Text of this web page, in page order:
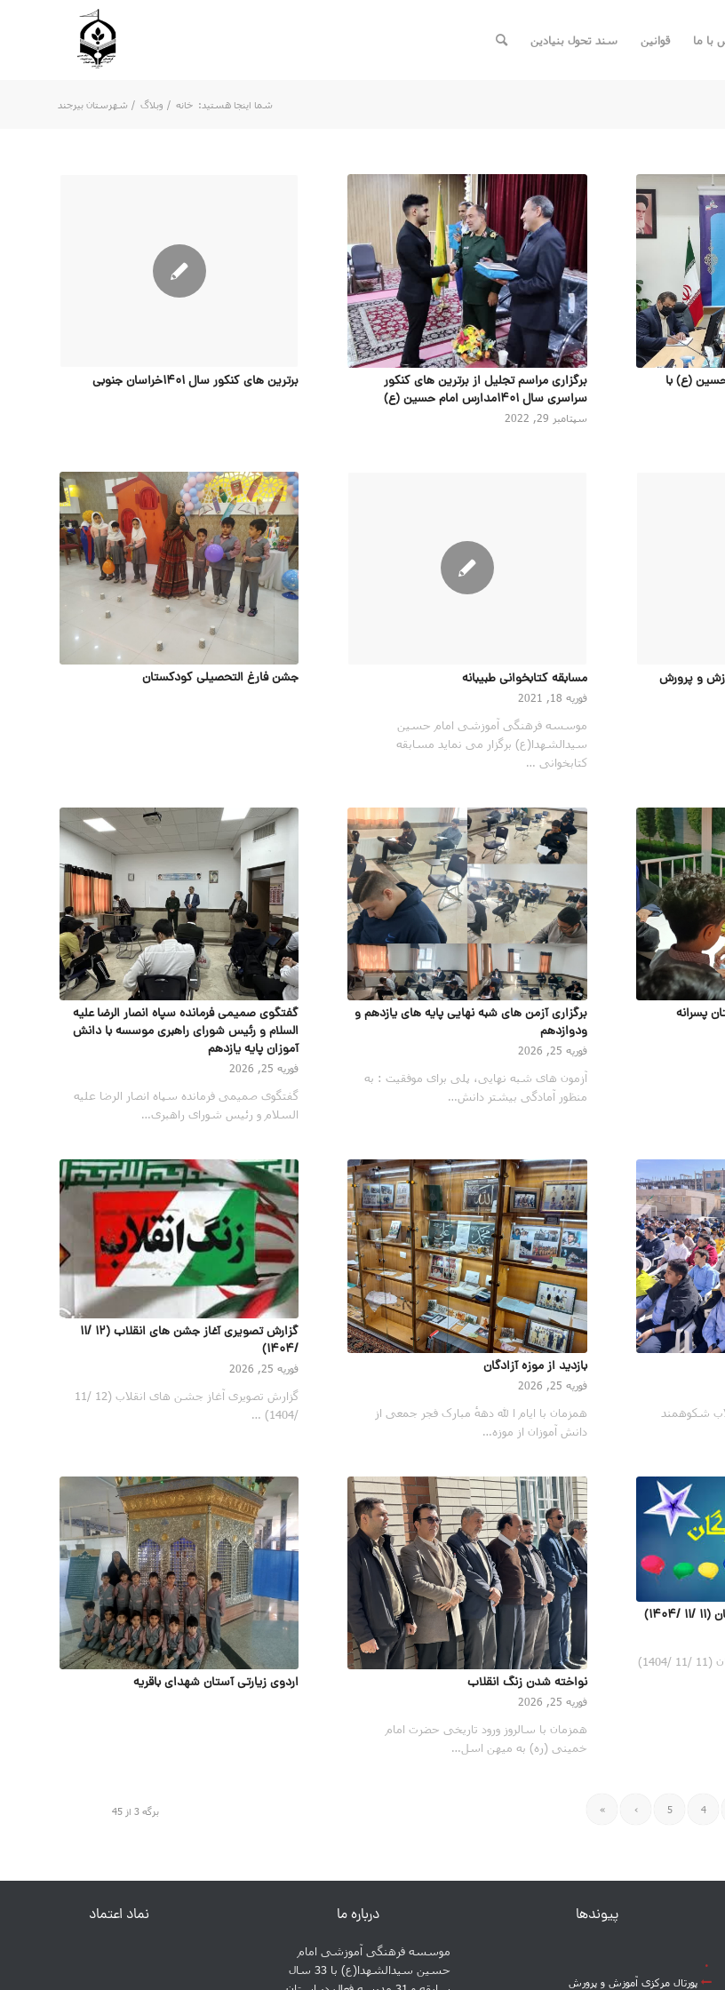
با ما قوانین سند تحول بنیادین
شما اینجا هستید: خانه / وبلاگ / شهرستان بیرجند
(ع) با
برگزاری مراسم تجلیل از برترین های کنکور
سراسری سال ۱۴۰۱مدارس امام حسین (ع)
سپتامبر 29, 2022
برترین های کنکور سال 1401خراسان جنوبی
و پرورش مسابقه کتابخوانی طبیبانه
فوریه 18, 2021
موسسه فرهنگی آموزشی امام حسین
سیدالشهدا(ع) برگزار می نماید مسابقه
کتابخوانی …
جشن فارغ التحصیلی کودکستان
پسرانه
برگزاری آزمن های شبه نهایی پایه های یازدهم و
ودوازدهم
فوریه 25, 2026
آزمون های شبه نهایی، پلی برای موفقیت : به
منظور آمادگی بیشتر دانش…
گفتگوی صمیمی فرمانده سپاه انصار الرضا علیه
السلام و رئیس شورای راهبری موسسه با دانش
آموزان پایه یازدهم
فوریه 25, 2026
گفتگوی صمیمی فرمانده سپاه انصار الرضا علیه
السلام و رئیس شورای راهبری…
شکوهمند
بازدید از موزه آزادگان
فوریه 25, 2026
همزمان با ایام ا لله دههٔ مبارک فجر جمعی از
دانش آموزان از موزه…
گزارش تصویری آغاز جشن های انقلاب (12 /11
/1404)
فوریه 25, 2026
گزارش تصویری آغاز جشن های انقلاب (12 /11
/1404) …
💫گزارش تصویری جشن ستارگان (11 /11 /1404)
نواخته شدن زنگ انقلاب
فوریه 25, 2026
همزمان با سالروز ورود تاریخی حضرت امام
خمینی (ره) به میهن اسل…
اردوی زیارتی آستان شهدای باقریه
برگه 3 از 45 4
5
›
»
پیوندها
پورتال مرکزی آموزش و پرورش
درباره ما
موسسه فرهنگی آموزشی امام
حسین سیدالشهدا(ع) با 33 سال
نماد اعتماد